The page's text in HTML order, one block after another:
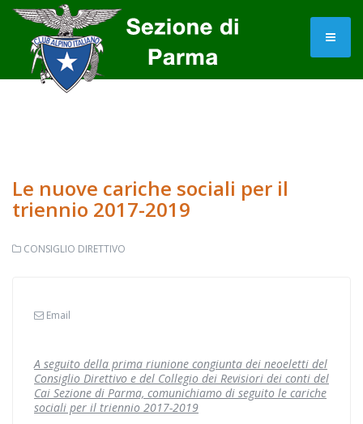
Le nuove cariche sociali per il
triennio 2017-2019
CONSIGLIO DIRETTIVO
Email
A seguito della prima riunione congiunta dei neoeletti del
Consiglio Direttivo e del Collegio dei Revisiori dei conti del
Cai Sezione di Parma, comunichiamo di seguito le cariche
sociali per il triennio 2017-2019